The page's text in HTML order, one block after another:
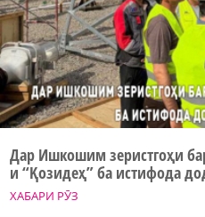
ХАБАРИ РӮЗ
Дар Ишкошим зеристгоҳи
и “Қозидеҳ” ба истифода